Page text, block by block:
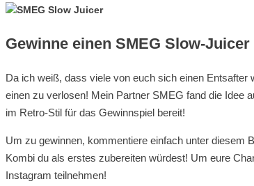
Gewinne einen SMEG Slow-Juicer
Da ich weiß, dass viele von euch sich einen
einen zu verlosen! Mein Partner SMEG fand die Idee
im Retro-Stil für das Gewinnspiel bereit!
Um zu gewinnen, kommentiere einfach unter diesem
Kombi du als erstes zubereiten würdest! Um eure
Instagram teilnehmen!